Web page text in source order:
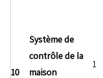
10
Système de
contrôle de la
maison
1